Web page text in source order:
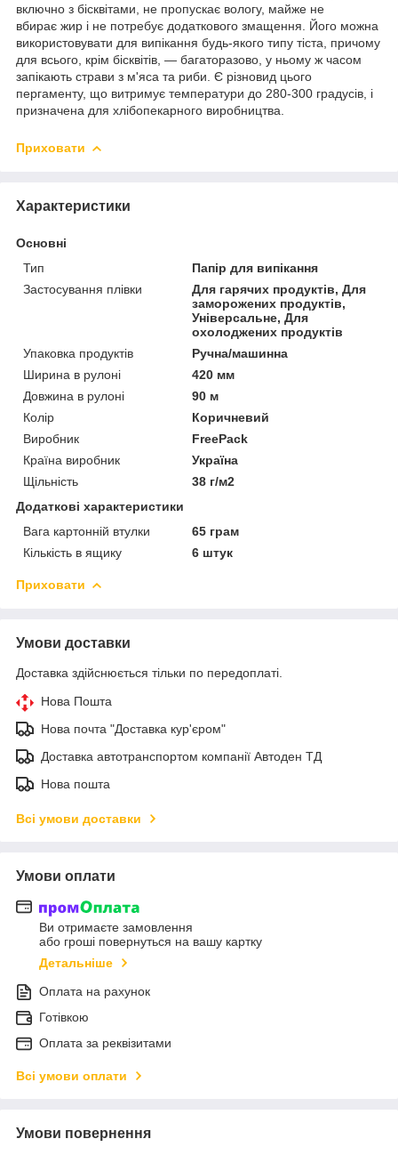
включно з бісквітами, не пропускає вологу, майже не
вбирає жир і не потребує додаткового змащення. Його можна
використовувати для випікання будь-якого типу тіста, причому
для всього, крім бісквітів, — багаторазово, у ньому ж часом
запікають страви з м'яса та риби. Є різновид цього
пергаменту, що витримує температури до 280-300 градусів, і
призначена для хлібопекарного виробництва.
Приховати
Характеристики
Основні
Тип
Папір для випікання
Застосування плівки
Для гарячих продуктів, Для
заморожених продуктів,
Універсальне, Для
охолоджених продуктів
Упаковка продуктів
Ручна/машинна
Ширина в рулоні
420 мм
Довжина в рулоні
90 м
Колір
Коричневий
Виробник
FreePack
Країна виробник
Україна
Щільність
38 г/м2
Додаткові характеристики
Вага картонній втулки
65 грам
Кількість в ящику
6 штук
Приховати
Умови доставки
Доставка здійснюється тільки по передоплаті.
Нова Пошта
Нова почта "Доставка кур'єром"
Доставка автотранспортом компанії Автоден ТД
Нова пошта
Всі умови доставки
Умови оплати
Ви отримаєте замовлення
або гроші повернуться на вашу картку
Детальніше
Оплата на рахунок
Готівкою
Оплата за реквізитами
Всі умови оплати
Умови повернення